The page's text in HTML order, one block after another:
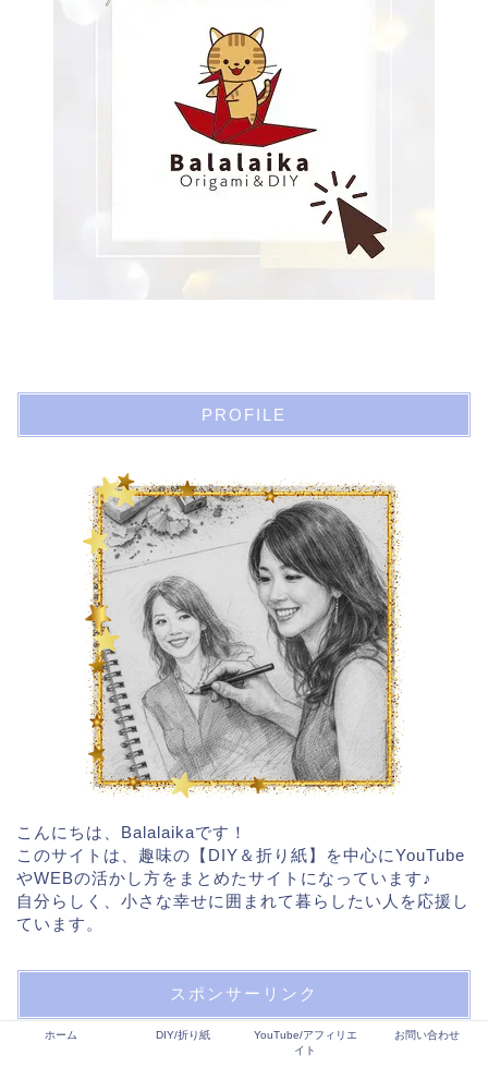
PROFILE
こんにちは、Balalaikaです！
このサイトは、趣味の【DIY＆折り紙】を中心にYouTube
やWEBの活かし方をまとめたサイトになっています♪
自分らしく、小さな幸せに囲まれて暮らしたい人を応援し
ています。
スポンサーリンク
ホーム DIY/折り紙
YouTube/アフィリエ
イト
お問い合わせ